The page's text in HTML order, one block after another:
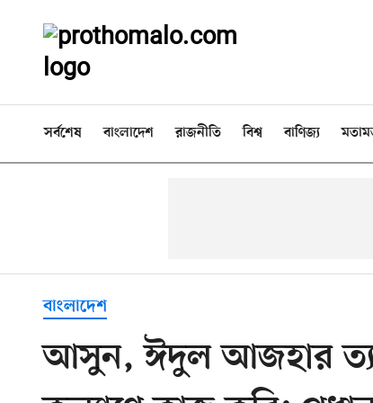
সর্বশেষ বাংলাদেশ রাজনীতি বিশ্ব বাণিজ্য
বাংলাদেশ
আসুন, ঈদুল আজহার